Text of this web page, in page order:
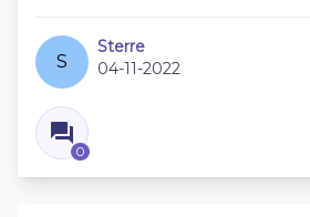
S
Sterre
04-11-2022
0